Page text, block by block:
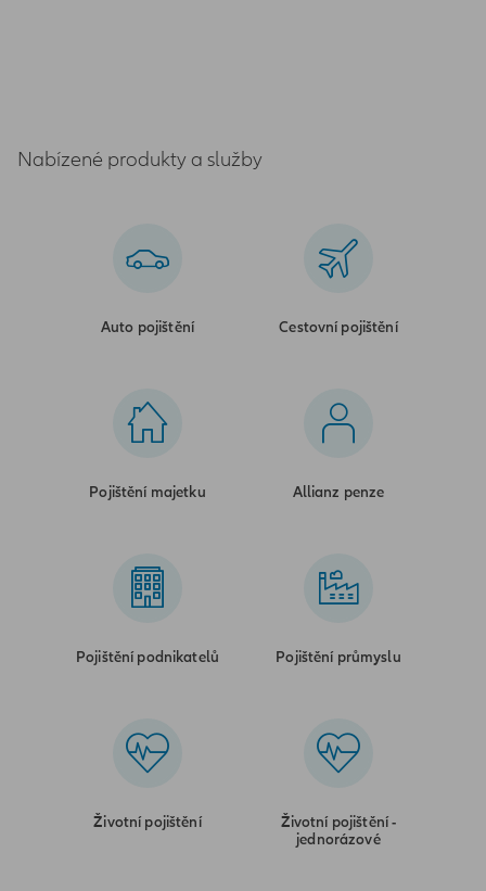
Nabízené produkty a služby
Auto pojištění Cestovní pojištění
Pojištění majetku Allianz penze
Pojištění podnikatelů Pojištění průmyslu
Životní pojištění
Životní pojištění -
jednorázové